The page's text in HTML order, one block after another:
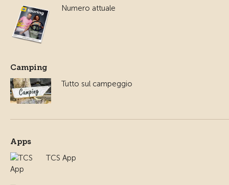
Numero attuale
Camping
Tutto sul campeggio
Apps
TCS App